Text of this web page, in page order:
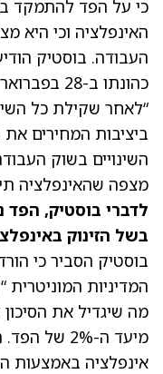
כי על הפד להתמקד
האינפלציה וכי היא
העבודה. בוסטיק
כהונתו ב-28 בפברואר 2026.
“לאחר שקילת כל
ביציבות המחירים את
השינויים בשוק
מצפה שהאינפלציה תישאר מעל
לדברי בוסטיק, הפד
בשל הזינוק
בוסטיק הסביר כי
המדיניות המוניטרית
מה שיגדיל את
מיעד ה-2%
אינפלציה באמצעות